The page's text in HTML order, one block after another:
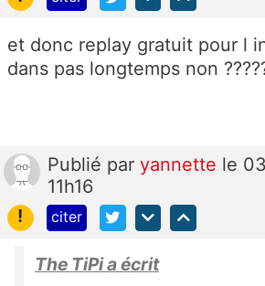
et donc replay gratuit pour l
dans pas longtemps non
Publié par yannette le
11h16
!
citer
The TiPi a écrit